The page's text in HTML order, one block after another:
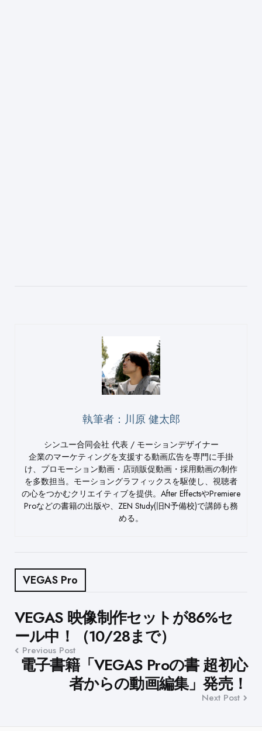
執筆者：川原 健太郎
シンユー合同会社 代表 / モーションデザイナー
企業のマーケティングを支援する動画広告を専門に手掛
け、プロモーション動画・店頭販促動画・採用動画の制作
を多数担当。モーショングラフィックスを駆使し、視聴者
の心をつかむクリエイティブを提供。After EffectsやPremiere
Proなどの書籍の出版や、ZEN Study(旧N予備校)で講師も務
める。
VEGAS Pro
Post
navigation
VEGAS 映像制作セットが86%セ
ール中！（10/28まで）
Previous Post
電子書籍「VEGAS Proの書 超初心
者からの動画編集」発売！
Next Post